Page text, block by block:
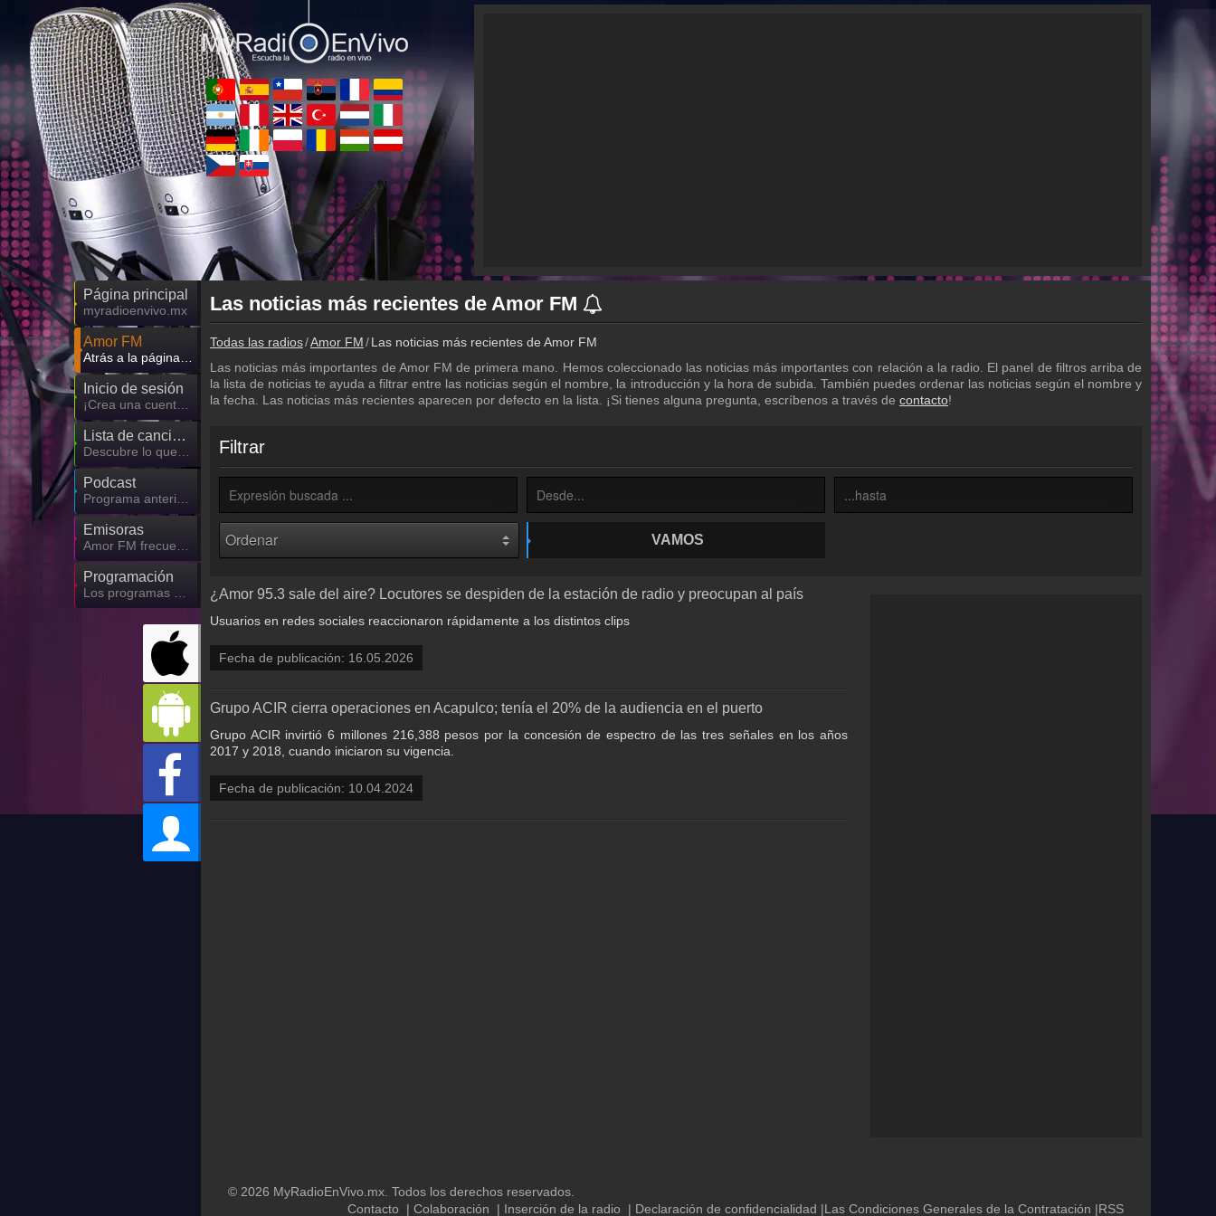
Página principal
myradioenvivo.mx
Amor FM
Inicio de sesión
Lista de canciones
Podcast
Emisoras
Programación
Las noticias más recientes de Amor FM
Todas las radios Amor FM
Las noticias más recientes de Amor FM
Las noticias más importantes de Amor FM de primera mano. Hemos coleccionado las noticias más importantes con relación a la radio. El panel de filtros arriba de
la lista de noticias te ayuda a filtrar entre las noticias según el nombre, la introducción y la hora de subida. También puedes ordenar las noticias según el nombre y
la fecha. Las noticias más recientes aparecen por defecto en la lista. ¡Si tienes alguna pregunta, escríbenos a través de contacto!
Filtrar
VAMOS
¿Amor 95.3 sale del aire? Locutores se despiden de la estación de radio y preocupan al país
Usuarios en redes sociales reaccionaron rápidamente a los distintos clips
Fecha de publicación: 16.05.2026
Grupo ACIR cierra operaciones en Acapulco; tenía el 20% de la audiencia en el puerto
Grupo ACIR invirtió 6 millones 216,388 pesos por la concesión de espectro de las tres señales en los años
2017 y 2018, cuando iniciaron su vigencia.
Fecha de publicación: 10.04.2024
© 2026 MyRadioEnVivo.mx. Todos los derechos reservados.
Contacto | Colaboración | Inserción de la radio | Declaración de confidencialidad |Las Condiciones Generales de la Contratación |RSS